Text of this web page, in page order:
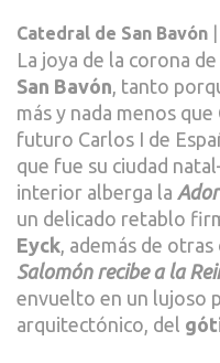
Catedral de San Bavón
La joya de la corona
San Bavón , tanto
más y nada menos que
futuro Carlos I de
que fue su ciudad
interior alberga la
un delicado retablo
Eyck , además de
Salomón recibe a la
envuelto en un lujoso
arquitectónico, del